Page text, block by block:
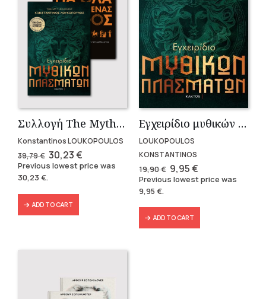
Συλλογή The Mythologist (2 βιβλία)
Konstantinos LOUKOPOULOS
39,79€ Original
price
was:
39,79 €.
30,23€Current
price
is:
Previous lowest price was
30,23€.
ADD TO CART
Εγχειρίδιο μυθικών πλασμάτων.
LOUKOPOULOS
KONSTANTINOS
19,90€ Original
price
was:
9,95€Current
price
is:
Previous lowest price was
9,95 €.
ADD TO CART